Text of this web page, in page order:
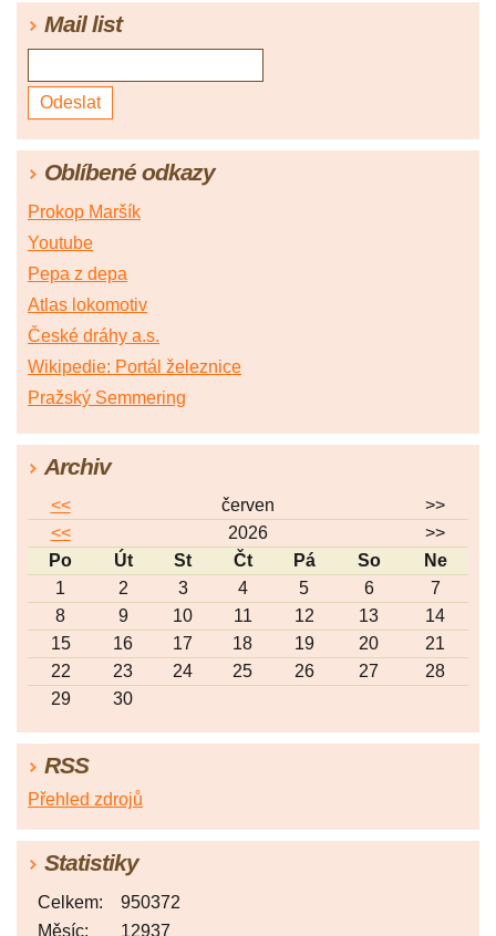
Mail list
Oblíbené odkazy
Prokop Maršík
Youtube
Pepa z depa
Atlas lokomotiv
České dráhy a.s.
Wikipedie: Portál železnice
Pražský Semmering
Archiv
<< červen
>>
<<
2026
>>
Po
Út St Čt Pá So
Ne
1
2 3 4 5 6
7
8
9 10 11 12 13
14
15
16 17 18 19 20
21
22
23 24 25 26 27
28
29
30
RSS
Přehled zdrojů
Statistiky
Celkem:
950372
Měsíc:
12937